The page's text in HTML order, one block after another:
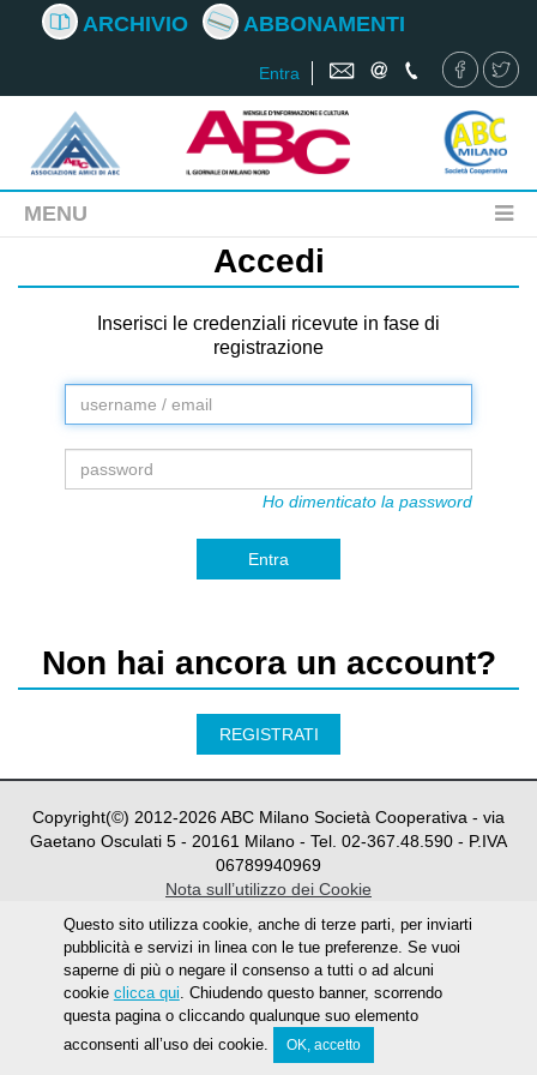
Questo sito utilizza cookie, anche di terze parti, per inviarti
pubblicità e servizi in linea con le tue preferenze. Se vuoi
saperne di più o negare il consenso a tutti o ad alcuni
cookie clicca qui. Chiudendo questo banner, scorrendo
questa pagina o cliccando qualunque suo elemento
acconsenti all’uso dei cookie.
OK, accetto
ARCHIVIO ABBONAMENTI
Entra
MENU
Accedi
Inserisci le credenziali ricevute in fase di
registrazione
Ho dimenticato la password
Entra
Non hai ancora un account?
REGISTRATI
Copyright(©) 2012-2026ABC Milano Società Cooperativa - via
Gaetano Osculati 5 - 20161 Milano - Tel. 02-367.48.590 - P.IVA
06789940969
Nota sull’utilizzo dei Cookie